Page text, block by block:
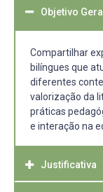
Objetivo Geral
Compartilhar
bilíngues que
diferentes
valorização da
práticas
e interação na
Justificativa